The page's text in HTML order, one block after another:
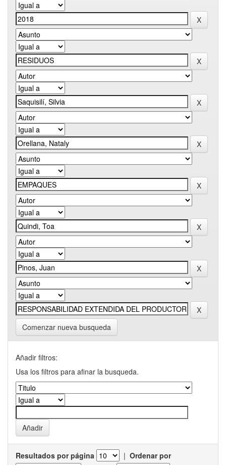
Comenzar nueva busqueda
Añadir filtros:
Usa los filtros para afinar la busqueda.
Resultados por página | Ordenar por